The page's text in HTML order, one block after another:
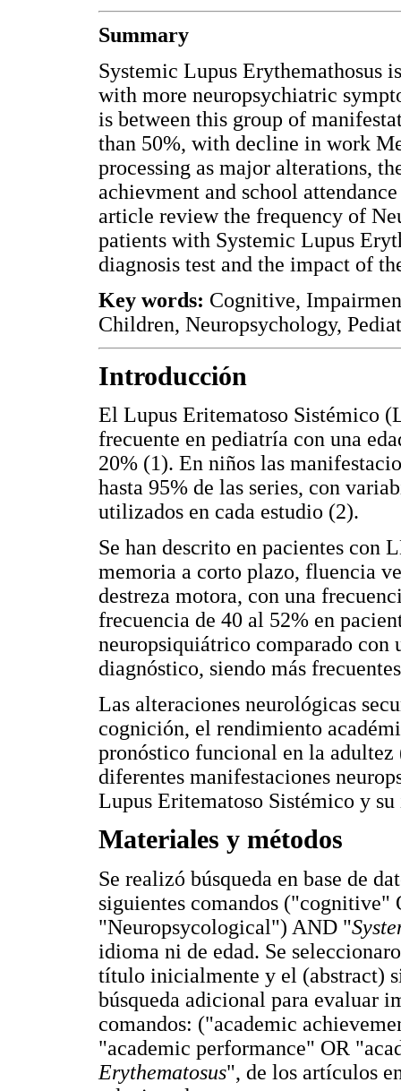
Summary
Systemic Lupus Erythemathosus
with more neuropsychiatric
is between this group of
than 50%, with decline in work
processing as major alterations,
achievment and school
article review the frequency of
patients with Systemic Lupus
diagnosis test and the impact of
Key words: Cognitive,
Children, Neuropsychology,
Introducción
El Lupus Eritematoso Sistémico
frecuente en pediatría con una
20% (1). En niños las
hasta 95% de las series, con
utilizados en cada estudio (2).
Se han descrito en pacientes con
memoria a corto plazo, fluencia
destreza motora, con una
frecuencia de 40 al 52% en
neuropsiquiátrico comparado con
diagnóstico, siendo más
Las alteraciones neurológicas
cognición, el rendimiento
pronóstico funcional en la adultez
diferentes manifestaciones
Lupus Eritematoso Sistémico y
Materiales y métodos
Se realizó búsqueda en base de
siguientes comandos ("cognitive"
"Neuropsycological") AND "
idioma ni de edad. Se
título inicialmente y el (abstract)
búsqueda adicional para evaluar
comandos: ("academic
"academic performance" OR
Erythematosus", de los artículos